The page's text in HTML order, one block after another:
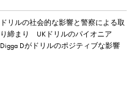
ドリルの社会的な影響と警察による取
り締まり UKドリルのパイオニア
Digga Dがドリルのポジティブな影響